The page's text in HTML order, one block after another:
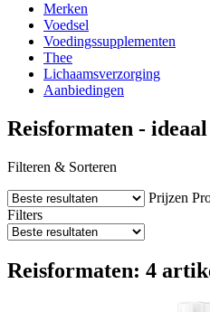
Merken
Voedsel
Voedingssupplementen
Thee
Lichaamsverzorging
Aanbiedingen
Reisformaten -
Filteren & Sorteren
Prijzen
Filters
Reisformaten: 4